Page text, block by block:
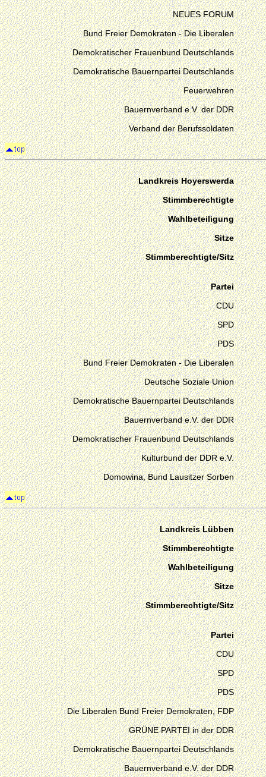
NEUES FORUM
Bund Freier Demokraten - Die Liberalen
Demokratischer Frauenbund Deutschlands
Demokratische Bauernpartei Deutschlands
Feuerwehren
Bauernverband e.V. der DDR
Verband der Berufssoldaten
Landkreis Hoyerswerda
Stimmberechtigte
Wahlbeteiligung
Sitze
Stimmberechtigte/Sitz
Partei
CDU
SPD
PDS
Bund Freier Demokraten - Die Liberalen
Deutsche Soziale Union
Demokratische Bauernpartei Deutschlands
Bauernverband e.V. der DDR
Demokratischer Frauenbund Deutschlands
Kulturbund der DDR e.V.
Domowina, Bund Lausitzer Sorben
Landkreis Lübben
Stimmberechtigte
Wahlbeteiligung
Sitze
Stimmberechtigte/Sitz
Partei
CDU
SPD
PDS
Die Liberalen Bund Freier Demokraten, FDP
GRÜNE PARTEI in der DDR
Demokratische Bauernpartei Deutschlands
Bauernverband e.V. der DDR